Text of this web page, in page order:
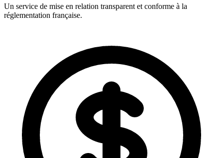
Un service de mise en relation transparent et conforme à la
réglementation française.